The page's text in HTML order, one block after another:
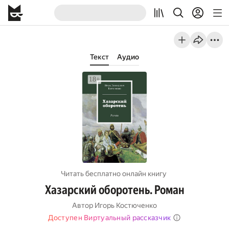
Текст Аудио
Читать бесплатно онлайн книгу
Хазарский оборотень. Роман
Автор Игорь Костюченко
Доступен Виртуальный рассказчик